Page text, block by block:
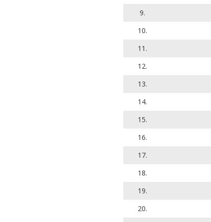
9.
10.
11.
12.
13.
14.
15.
16.
17.
18.
19.
20.